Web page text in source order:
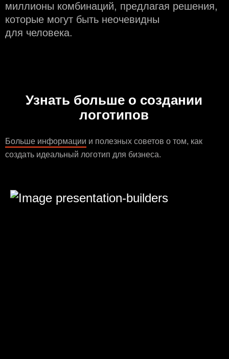
миллионы комбинаций, предлагая решения,
которые могут быть неочевидны
для человека.
Узнать больше о создании
логотипов
Больше информации и полезных советов о том, как
создать идеальный логотип для бизнеса.